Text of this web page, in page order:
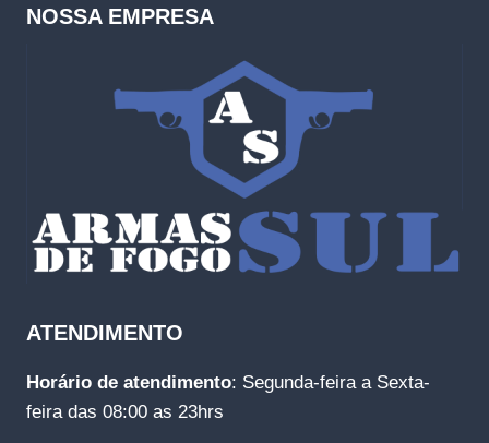
NOSSA EMPRESA
ATENDIMENTO
Horário de atendimento: Segunda-feira a Sexta-
feira das 08:00 as 23hrs